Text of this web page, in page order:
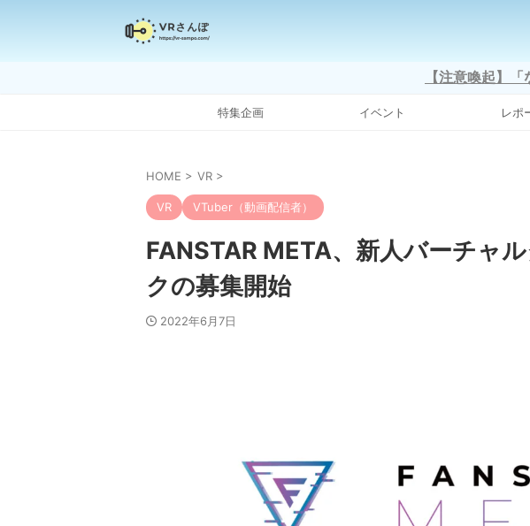
【注意喚起】
特集企画 イベント レポ
HOME > VR >
VR VTuber（動画配信者）
FANSTAR META、新人バーチャ
クの募集開始
2022年6月7日